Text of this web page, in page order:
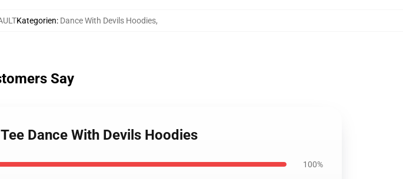
Kategorien: Dance With Devils Hoodies,
Say
Dance With Devils Hoodies
100%